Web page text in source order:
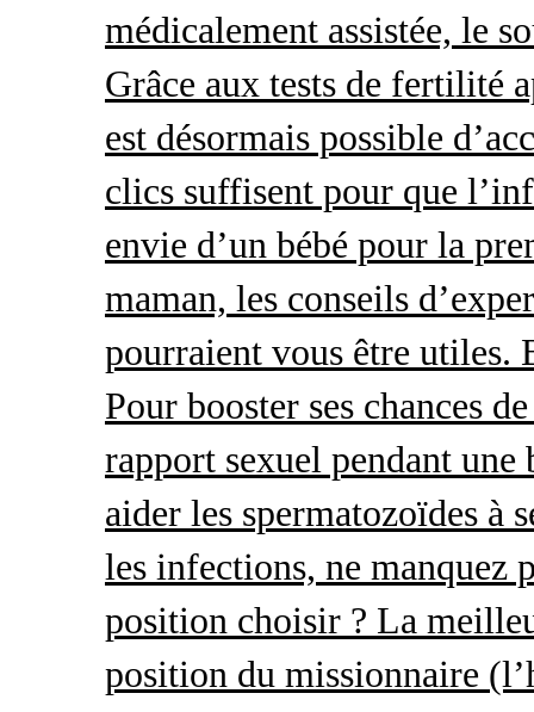
médicalement assistée, le
Grâce aux tests de fertilité
est désormais possible
clics suffisent pour que
envie d’un bébé pour la
maman, les conseils
pourraient vous être utiles.
Pour booster ses chances
rapport sexuel pendant
aider les spermatozoïdes à
les infections, ne manquez
position choisir ? La
position du missionnaire